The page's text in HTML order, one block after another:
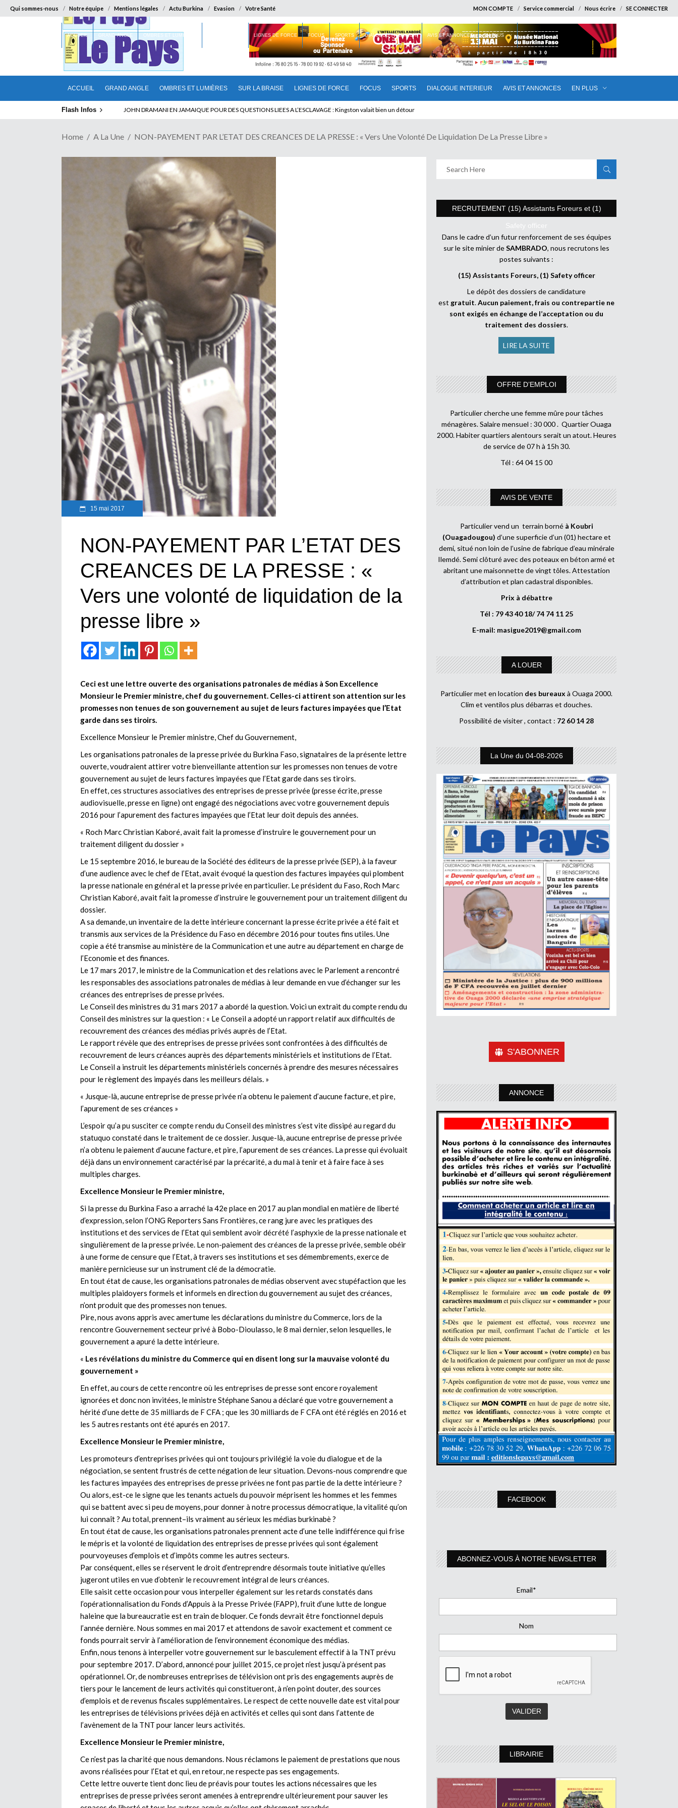
Qui sommes-nous Notre équipe Mentions légales Actu Burkina Evasion Votre Santé MON COMPTE Service commercial Nous écrire SE CONNECTER
ACCUEIL GRAND ANGLE OMBRES ET LUMIÈRES SUR LA BRAISE LIGNES DE FORCE FOCUS SPORTS DIALOGUE INTERIEUR AVIS ET ANNONCES EN PLUS
ACCUEIL GRAND ANGLE OMBRES ET LUMIÈRES LIGNES DE FORCE FOCUS SPORTS DIALOGUE INTERIEUR AVIS ET ANNONCES EN PLUS
Flash Infos JOHN DRAMANI EN JAMAIQUE POUR DES QUESTIONS LIEES A L’ESCLAVAGE : Kingston valait bien un détour
Home A La Une NON-PAYEMENT PAR L’ETAT DES CREANCES DE LA PRESSE : « Vers Une Volonté De Liquidation De La Presse Libre »
15 mai 2017
NON-PAYEMENT PAR L’ETAT DES
CREANCES DE LA PRESSE : «
Vers une volonté de liquidation de la
presse libre »
Ceci est une lettre ouverte des organisations patronales de médias à Son Excellence
Monsieur le Premier ministre, chef du gouvernement. Celles-ci attirent son attention sur les
promesses non tenues de son gouvernement au sujet de leurs factures impayées que l’Etat
garde dans ses tiroirs.
Excellence Monsieur le Premier ministre, Chef du Gouvernement,
Les organisations patronales de la presse privée du Burkina Faso, signataires de la présente lettre
ouverte, voudraient attirer votre bienveillante attention sur les promesses non tenues de votre
gouvernement au sujet de leurs factures impayées que l’Etat garde dans ses tiroirs.
En effet, ces structures associatives des entreprises de presse privée (presse écrite, presse
audiovisuelle, presse en ligne) ont engagé des négociations avec votre gouvernement depuis
2016 pour l’apurement des factures impayées que l’Etat leur doit depuis des années.
« Roch Marc Christian Kaboré, avait fait la promesse d’instruire le gouvernement pour un
traitement diligent du dossier »
Le 15 septembre 2016, le bureau de la Société des éditeurs de la presse privée (SEP), à la faveur
d’une audience avec le chef de l’Etat, avait évoqué la question des factures impayées qui plombent
la presse nationale en général et la presse privée en particulier. Le président du Faso, Roch Marc
Christian Kaboré, avait fait la promesse d’instruire le gouvernement pour un traitement diligent du
dossier.
A sa demande, un inventaire de la dette intérieure concernant la presse écrite privée a été fait et
transmis aux services de la Présidence du Faso en décembre 2016 pour toutes fins utiles. Une
copie a été transmise au ministère de la Communication et une autre au département en charge de
l’Economie et des finances.
Le 17 mars 2017, le ministre de la Communication et des relations avec le Parlement a rencontré
les responsables des associations patronales de médias à leur demande en vue d’échanger sur les
créances des entreprises de presse privées.
Le Conseil des ministres du 31 mars 2017 a abordé la question. Voici un extrait du compte rendu du
Conseil des ministres sur la question : « Le Conseil a adopté un rapport relatif aux difficultés de
recouvrement des créances des médias privés auprès de l’Etat.
Le rapport révèle que des entreprises de presse privées sont confrontées à des difficultés de
recouvrement de leurs créances auprès des départements ministériels et institutions de l’Etat.
Le Conseil a instruit les départements ministériels concernés à prendre des mesures nécessaires
pour le règlement des impayés dans les meilleurs délais. »
« Jusque-là, aucune entreprise de presse privée n’a obtenu le paiement d’aucune facture, et pire,
l’apurement de ses créances »
L’espoir qu’a pu susciter ce compte rendu du Conseil des ministres s’est vite dissipé au regard du
statuquo constaté dans le traitement de ce dossier. Jusque-là, aucune entreprise de presse privée
n’a obtenu le paiement d’aucune facture, et pire, l’apurement de ses créances. La presse qui évoluait
déjà dans un environnement caractérisé par la précarité, a du mal à tenir et à faire face à ses
multiples charges.
Excellence Monsieur le Premier ministre,
Si la presse du Burkina Faso a arraché la 42e place en 2017 au plan mondial en matière de liberté
d’expression, selon l’ONG Reporters Sans Frontières, ce rang jure avec les pratiques des
institutions et des services de l’Etat qui semblent avoir décrété l’asphyxie de la presse nationale et
singulièrement de la presse privée. Le non-paiement des créances de la presse privée, semble obéir
à une forme de censure que l’Etat, à travers ses institutions et ses démembrements, exerce de
manière pernicieuse sur un instrument clé de la démocratie.
En tout état de cause, les organisations patronales de médias observent avec stupéfaction que les
multiples plaidoyers formels et informels en direction du gouvernement au sujet des créances,
n’ont produit que des promesses non tenues.
Pire, nous avons appris avec amertume les déclarations du ministre du Commerce, lors de la
rencontre Gouvernement secteur privé à Bobo-Dioulasso, le 8 mai dernier, selon lesquelles, le
gouvernement a apuré la dette intérieure.
« Les révélations du ministre du Commerce qui en disent long sur la mauvaise volonté du
gouvernement »
En effet, au cours de cette rencontre où les entreprises de presse sont encore royalement
ignorées et donc non invitées, le ministre Stéphane Sanou a déclaré que votre gouvernement a
hérité d’une dette de 35 milliards de F CFA ; que les 30 milliards de F CFA ont été réglés en 2016 et
les 5 autres restants ont été apurés en 2017.
Excellence Monsieur le Premier ministre,
Les promoteurs d’entreprises privées qui ont toujours privilégié la voie du dialogue et de la
négociation, se sentent frustrés de cette négation de leur situation. Devons-nous comprendre que
les factures impayées des entreprises de presse privées ne font pas partie de la dette intérieure ?
Ou alors, est-ce le signe que les tenants actuels du pouvoir méprisent les hommes et les femmes
qui se battent avec si peu de moyens, pour donner à notre processus démocratique, la vitalité qu’on
lui connaît ? Au total, prennent–ils vraiment au sérieux les médias burkinabè ?
En tout état de cause, les organisations patronales prennent acte d’une telle indifférence qui frise
le mépris et la volonté de liquidation des entreprises de presse privées qui sont également
pourvoyeuses d’emplois et d’impôts comme les autres secteurs.
Par conséquent, elles se réservent le droit d’entreprendre désormais toute initiative qu’elles
jugeront utiles en vue d’obtenir le recouvrement intégral de leurs créances.
Elle saisit cette occasion pour vous interpeller également sur les retards constatés dans
l’opérationnalisation du Fonds d’Appuis à la Presse Privée (FAPP), fruit d’une lutte de longue
haleine que la bureaucratie est en train de bloquer. Ce fonds devrait être fonctionnel depuis
l’année dernière. Nous sommes en mai 2017 et attendons de savoir exactement et comment ce
fonds pourrait servir à l’amélioration de l’environnement économique des médias.
Enfin, nous tenons à interpeller votre gouvernement sur le basculement effectif à la TNT prévu
pour septembre 2017. D’abord, annoncé pour juillet 2015, ce projet n’est jusqu’à présent pas
opérationnel. Or, de nombreuses entreprises de télévision ont pris des engagements auprès de
tiers pour le lancement de leurs activités qui constitueront, à n’en point douter, des sources
d’emplois et de revenus fiscales supplémentaires. Le respect de cette nouvelle date est vital pour
les entreprises de télévisions privées déjà en activités et celles qui sont dans l’attente de
l’avènement de la TNT pour lancer leurs activités.
Excellence Monsieur le Premier ministre,
Ce n’est pas la charité que nous demandons. Nous réclamons le paiement de prestations que nous
avons réalisées pour l’Etat et qui, en retour, ne respecte pas ses engagements.
Cette lettre ouverte tient donc lieu de préavis pour toutes les actions nécessaires que les
entreprises de presse privées seront amenées à entreprendre ultérieurement pour sauver les
RECRUTEMENT (15) Assistants Foreurs et (1)
Safety officer
Dans le cadre d’un futur renforcement de ses équipes
sur le site minier deSAMBRADO, nous recrutons les
postes suivants :
(15) Assistants Foreurs, (1) Safety officer
Le dépôt des dossiers de candidature
est gratuit.Aucun paiement, frais ou contrepartie ne
sont exigés en échange de l’acceptation ou du
traitement des dossiers.
LIRE LA SUITE
OFFRE D’EMPLOI
Particulier cherche une femme mûre pour tâches
ménagères. Salaire mensuel : 30 000 . Quartier Ouaga
2000. Habiter quartiers alentours serait un atout. Heures
de service de 07 h à 15h 30.
Tél : 64 04 15 00
AVIS DE VENTE
Particulier vend un terrain borné à Koubri
(Ouagadougou) d’une superficie d’un (01) hectare et
demi, situé non loin de l’usine de fabrique d’eau minérale
Ilemdé. Semi clôturé avec des poteaux en béton armé et
abritant une maisonnette de vingt tôles. Attestation
d’attribution et plan cadastral disponibles.
Prix à débattre
Tél : 79 43 40 18/ 74 74 11 25
E-mail: masigue2019@gmail.com
A LOUER
Particulier met en location des bureaux à Ouaga 2000.
Clim et ventilos plus débarras et douches.
Possibilité de visiter , contact : 72 60 14 28
La Une du 04-08-2026
S'ABONNER
ANNONCE
FACEBOOK
ABONNEZ-VOUS À NOTRE NEWSLETTER
Email*
Nom
LIBRAIRIE